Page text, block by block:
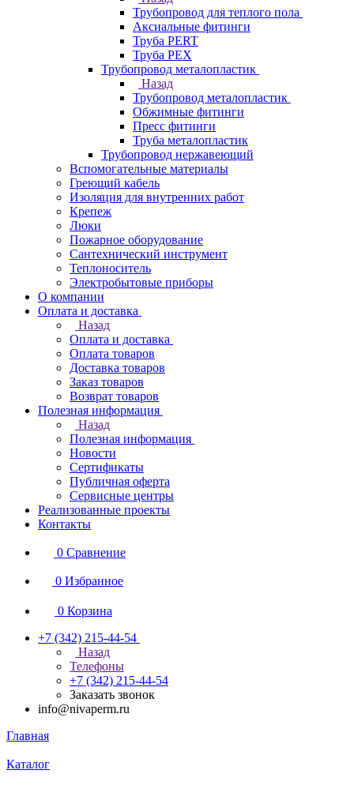
Трубопровод для теплого пола
Аксиальные фитинги
Труба PERT
Труба PEX
Трубопровод металопластик
Назад
Трубопровод металопластик
Обжимные фитинги
Пресс фитинги
Труба металопластик
Трубопровод нержавеющий
Вспомогательные материалы
Греющий кабель
Изоляция для внутренних работ
Крепеж
Люки
Пожарное оборудование
Сантехнический инструмент
Теплоноситель
Электробытовые приборы
О компании
Оплата и доставка
Назад
Оплата и доставка
Оплата товаров
Доставка товаров
Заказ товаров
Возврат товаров
Полезная информация
Назад
Полезная информация
Новости
Сертификаты
Публичная оферта
Сервисные центры
Реализованные проекты
Контакты
0 Сравнение
0 Избранное
0 Корзина
+7 (342) 215-44-54
Назад
Телефоны
+7 (342) 215-44-54
Заказать звонок
info@nivaperm.ru
Главная
Каталог